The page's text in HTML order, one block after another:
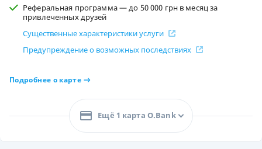
Реферальная программа — до 50 000 грн в месяц за
привлеченных друзей
Существенные характеристики услуги
Предупреждение о возможных последствиях
Подробнее о карте
Ещё 1 карта O.Bank